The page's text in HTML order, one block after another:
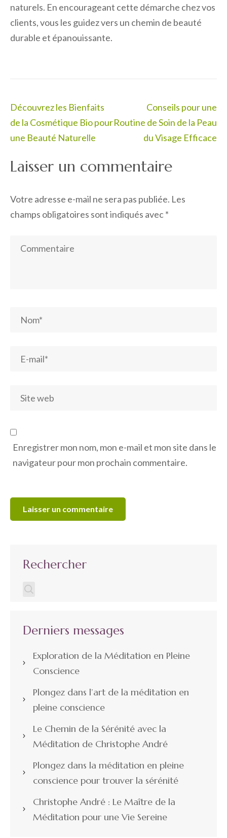
naturels. En encourageant cette démarche chez vos
clients, vous les guidez vers un chemin de beauté
durable et épanouissante.
Navigation
de
l’article
Découvrez les Bienfaits
de la Cosmétique Bio pour
une Beauté Naturelle
Conseils pour une
Routine de Soin de la Peau
du Visage Efficace
Laisser un commentaire
Votre adresse e-mail ne sera pas publiée. Les
champs obligatoires sont indiqués avec*
Enregistrer mon nom, mon e-mail et mon site dans le
navigateur pour mon prochain commentaire.
Rechercher
Derniers messages
Exploration de la Méditation en Pleine
Conscience
Plongez dans l’art de la méditation en
pleine conscience
Le Chemin de la Sérénité avec la
Méditation de Christophe André
Plongez dans la méditation en pleine
conscience pour trouver la sérénité
Christophe André : Le Maître de la
Méditation pour une Vie Sereine